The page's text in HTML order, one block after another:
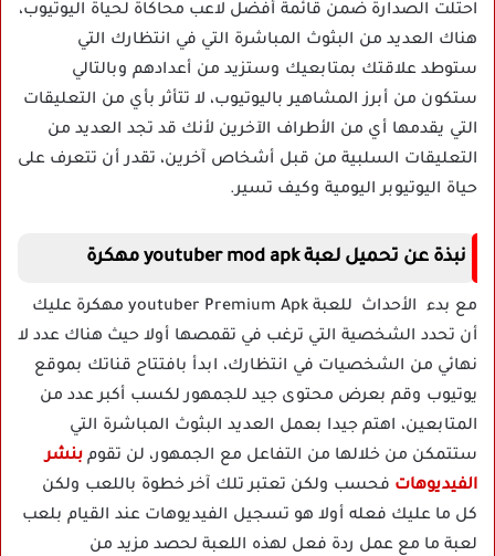
احتلت الصدارة ضمن قائمة أفضل لاعب محاكاة لحياة اليوتيوب،
هناك العديد من البثوث المباشرة التي في انتظارك التي
ستوطد علاقتك بمتابعيك وستزيد من أعدادهم وبالتالي
ستكون من أبرز المشاهير باليوتيوب، لا تتأثر بأي من التعليقات
التي يقدمها أي من الأطراف الآخرين لأنك قد تجد العديد من
التعليقات السلبية من قبل أشخاص آخرين، تقدر أن تتعرف على
حياة اليوتيوبر اليومية وكيف تسير.
نبذة عن تحميل لعبة youtuber mod apk مهكرة
مع بدء الأحداث للعبة youtuber Premium Apk مهكرة عليك
أن تحدد الشخصية التي ترغب في تقمصها أولا حيث هناك عدد لا
نهائي من الشخصيات في انتظارك، ابدأ بافتتاح قناتك بموقع
يوتيوب وقم بعرض محتوى جيد للجمهور لكسب أكبر عدد من
المتابعين، اهتم جيدا بعمل العديد البثوث المباشرة التي
ستتمكن من خلالها من التفاعل مع الجمهور، لن تقوم بنشر
الفيديوهات فحسب ولكن تعتبر تلك آخر خطوة باللعب ولكن
كل ما عليك فعله أولا هو تسجيل الفيديوهات عند القيام بلعب
لعبة ما مع عمل ردة فعل لهذه اللعبة لحصد مزيد من